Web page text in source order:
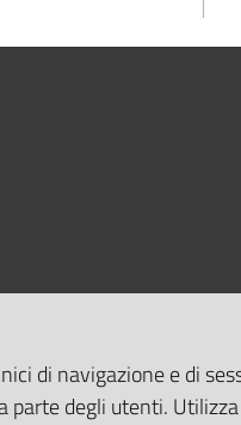
di navigazione e di
parte degli utenti.